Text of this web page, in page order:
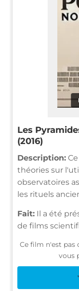
Les
(2016)
Description:
théories sur
observatoires
les rituels
Fait: Il a été
de films
Ce film n'est pas
vous